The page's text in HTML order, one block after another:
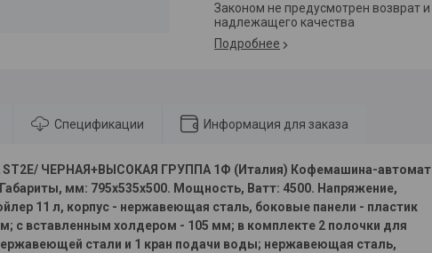
Законом не предусмотрен возврат и обмен данного товара
надлежащего качества
Подробнее
Спецификации Информация для заказа
ЧЕРНАЯ+ВЫСОКАЯ ГРУППА 1Ф (Италия) Кофемашина-автомат
мм: 795x535x500. Мощность, Ватт: 4500. Напряжение,
11 л, корпус - нержавеющая сталь, боковые панели - пластик
с вставленным холдером - 105 мм; в комплекте 2 полочки для
стали и 1 кран подачи воды; нержавеющая сталь,